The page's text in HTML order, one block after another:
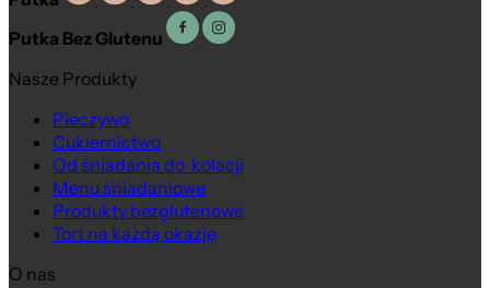
Putka Bez Glutenu
Nasze Produkty
Pieczywo
Cukiernictwo
Od śniadania do kolacji
Menu śniadaniowe
Produkty bezglutenowe
Tort na każdą okazję
O nas